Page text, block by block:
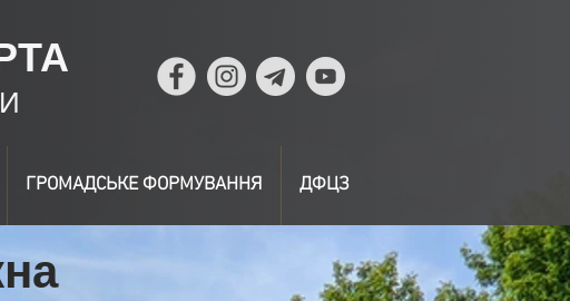
ГРОМАДСЬКЕ ФОРМУВАННЯ ДФЦЗ